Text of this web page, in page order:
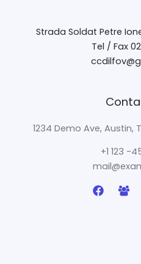
Strada Soldat Petre
Tel / Fax
1234 Demo Ave, Austin,
+1 123 -